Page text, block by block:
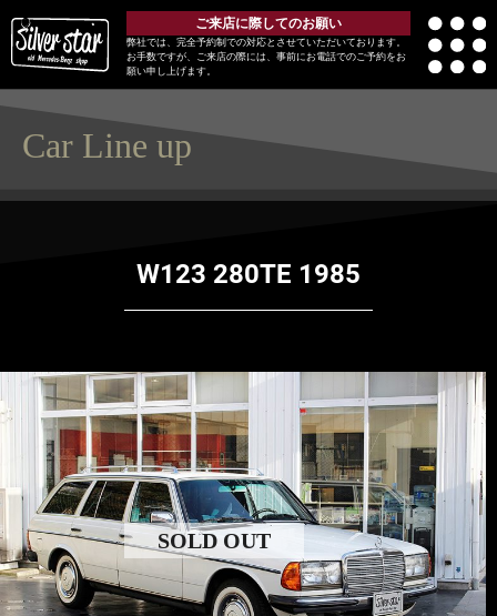
ご来店に際してのお願い
弊社では、完全予約制での対応とさせていただいております。
お手数ですが、ご来店の際には、事前にお電話でのご予約をお
願い申し上げます。
Car Line up
W123 280TE 1985
SOLD OUT